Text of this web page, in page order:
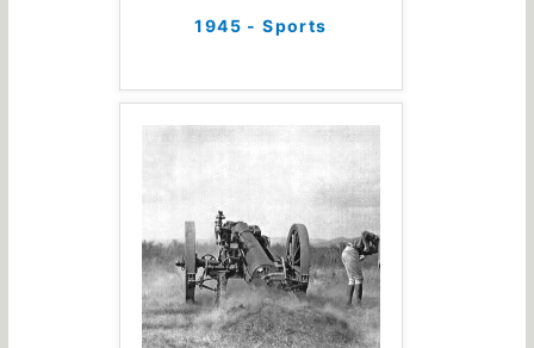
1945 - Sports